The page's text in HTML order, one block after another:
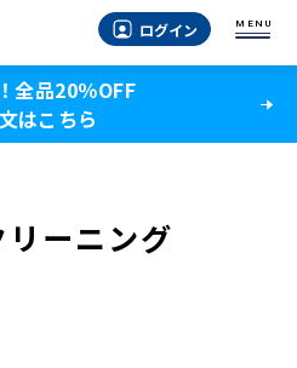
ログイン MENU
全品20％OFF
はこちら
ーニング